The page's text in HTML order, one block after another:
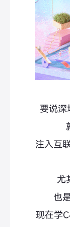
要说深
注入互
尤
也
现在学